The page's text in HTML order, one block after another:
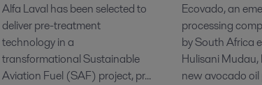
Alfa Laval has been selected to
deliver pre-treatment
technology in a
transformational Sustainable
Aviation Fuel (SAF) project, pr...
Ecovado, an
processing
by South Africa
Hulisani
new avocado oil